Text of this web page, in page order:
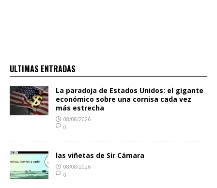
ULTIMAS ENTRADAS
La paradoja de Estados Unidos: el gigante
económico sobre una cornisa cada vez
más estrecha
08/08/2026
0
las viñetas de Sir Cámara
08/08/2026
0